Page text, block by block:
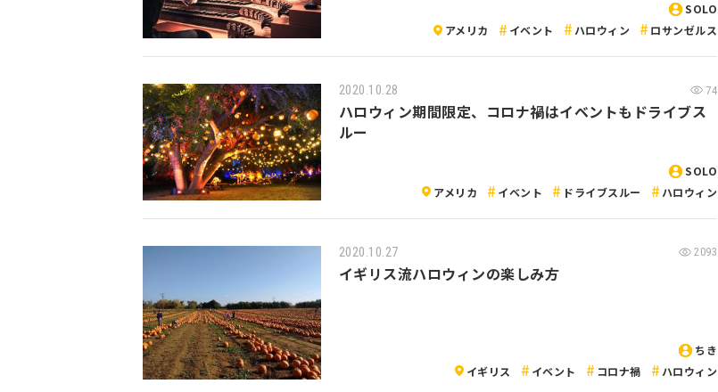
SOLO
アメリカ
イベント ハロウィン ロサンゼルス
2020.10.28 74
ハロウィン期間限定、コロナ禍はイベントもドライブス
ルー
SOLO
アメリカ
イベント ドライブスルー ハロウィン
2020.10.27 2093
イギリス流ハロウィンの楽しみ方
ちき
イギリス
イベント コロナ禍 ハロウィン